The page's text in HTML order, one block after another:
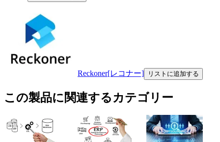
Reckoner[レコナー] リストに追加する
この製品に関連するカテゴリー